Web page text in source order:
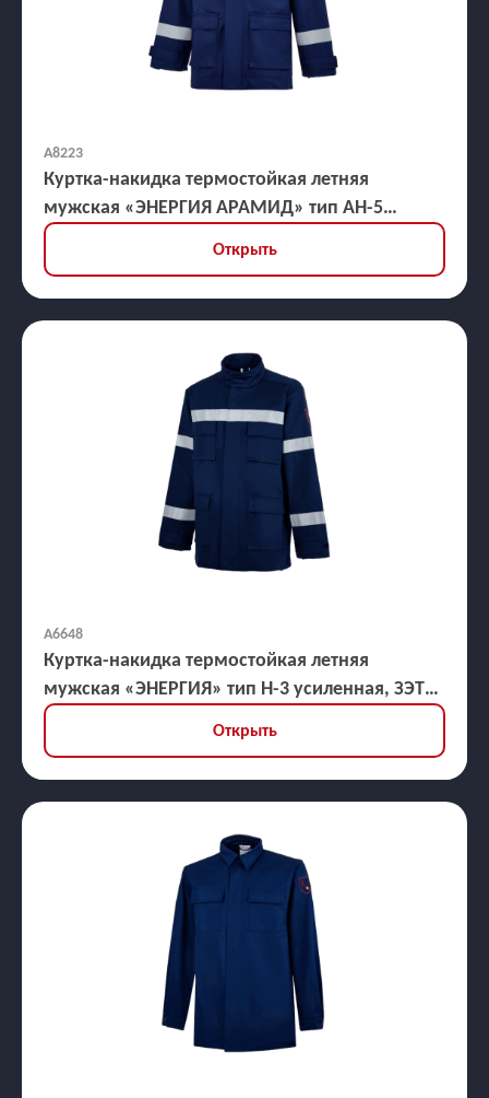
А8223
Куртка-накидка термостойкая летняя
мужская «ЭНЕРГИЯ АРАМИД» тип АН-5
усиленная, ЗЭТВ 40,9 кал/кв.см
Открыть
А6648
Куртка-накидка термостойкая летняя
мужская «ЭНЕРГИЯ» тип Н-3 усиленная, ЗЭТВ
35,2 кал/кв.см
Открыть